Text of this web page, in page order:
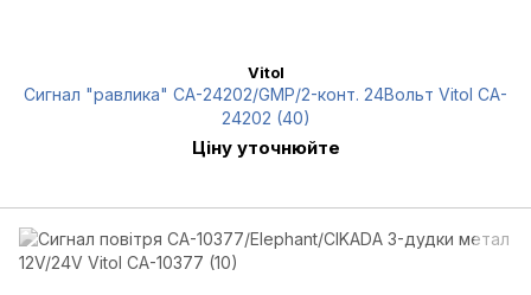
Vitol
Сигнал "равлика" СА-24202/GMP/2-конт. 24Вольт Vitol CA-
24202 (40)
Ціну уточнюйте